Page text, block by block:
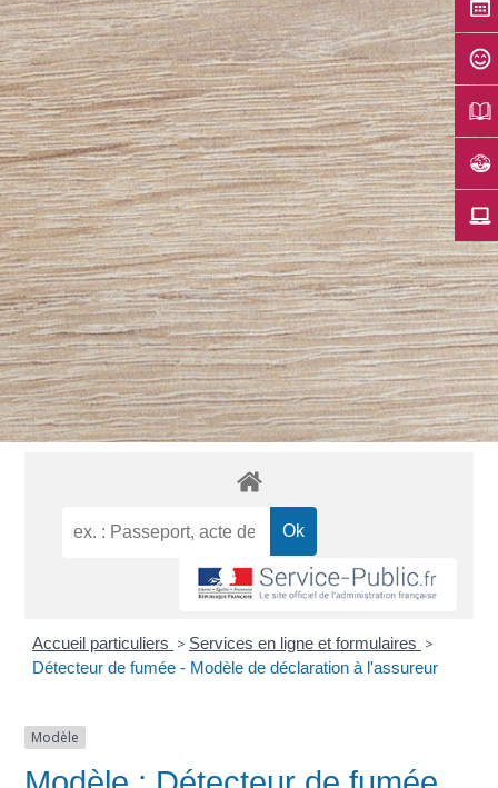
Accueil particuliers > Services en ligne et formulaires >
Détecteur de fumée - Modèle de déclaration à l'assureur
Modèle